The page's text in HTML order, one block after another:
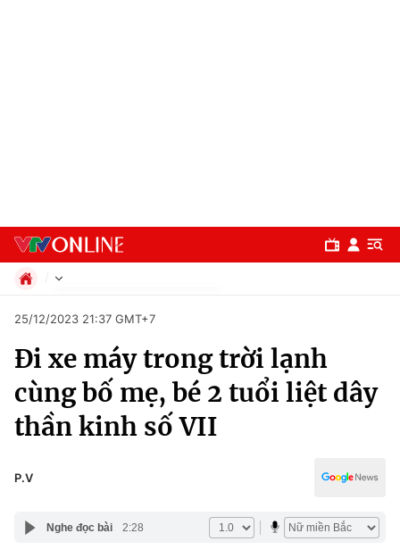
Chuyên mục
Chính trị
Xã hội
Pháp luật
Thể thao
Truyền hình
Giáo dục
25/12/2023 21:37 GMT+7
Đi xe máy trong trời lạnh
cùng bố mẹ, bé 2 tuổi liệt dây
thần kinh số VII
P.V
Nghe đọc bài 2:28